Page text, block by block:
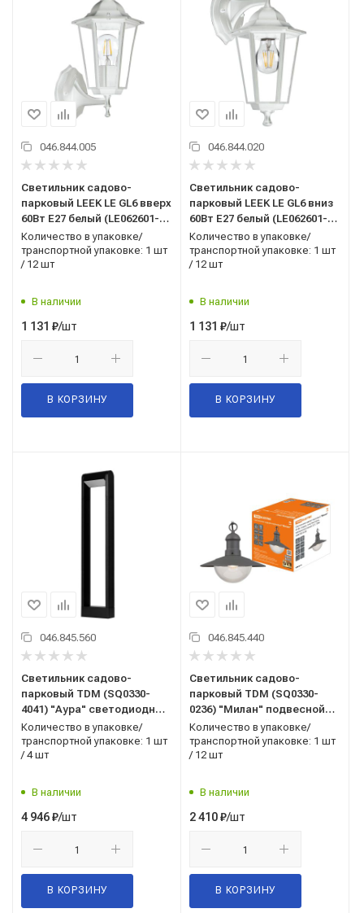
046.844.005
Светильник садово-
парковый LEEK LE GL6 вверх
60Вт E27 белый (LE062601-
0015)
Количество в упаковке/
транспортной упаковке: 1 шт
/ 12 шт
В наличии
1 131 ₽/шт
В КОРЗИНУ
046.844.020
Светильник садово-
парковый LEEK LE GL6 вниз
60Вт E27 белый (LE062601-
0018)
Количество в упаковке/
транспортной упаковке: 1 шт
/ 12 шт
В наличии
1 131 ₽/шт
В КОРЗИНУ
046.845.560
Светильник садово-
парковый TDM (SQ0330-
4041) "Аура" светодиодный
4000К 800мм 6Вт черный
Количество в упаковке/
транспортной упаковке: 1 шт
/ 4 шт
В наличии
4 946₽/шт
В КОРЗИНУ
046.845.440
Светильник садово-
парковый TDM (SQ0330-
0236) "Милан" подвесной
60Вт E27 серый
Количество в упаковке/
транспортной упаковке: 1 шт
/ 12 шт
В наличии
2 410₽/шт
В КОРЗИНУ